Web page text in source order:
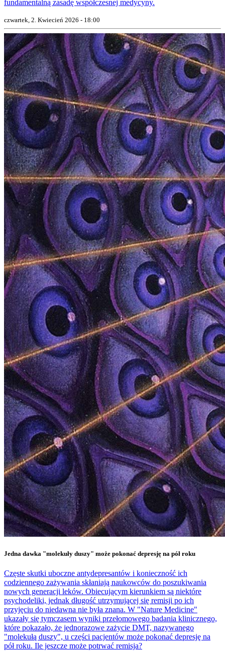
fundamentalną zasadę współczesnej medycyny.
czwartek, 2. Kwiecień 2026 - 18:00
Jedna dawka "molekuły duszy" może pokonać depresję na pół roku
Częste skutki uboczne antydepresantów i konieczność ich
codziennego zażywania skłaniają naukowców do poszukiwania
nowych generacji leków. Obiecującym kierunkiem są niektóre
psychodeliki, jednak długość utrzymującej się remisji po ich
przyjęciu do niedawna nie była znana. W "Nature Medicine"
ukazały się tymczasem wyniki przełomowego badania klinicznego,
które pokazało, że jednorazowe zażycie DMT, nazywanego
"molekułą duszy", u części pacjentów może pokonać depresję na
pół roku. Ile jeszcze może potrwać remisja?